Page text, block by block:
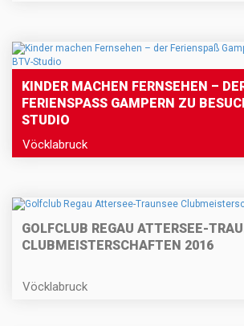
KINDER MACHEN FERNSEHEN –
FERIENSPASS GAMPERN ZU
TUDIO
Vöcklabruck
GOLFCLUB REGAU ATTERSEE-
CLUBMEISTERSCHAFTEN 2016
Vöcklabruck